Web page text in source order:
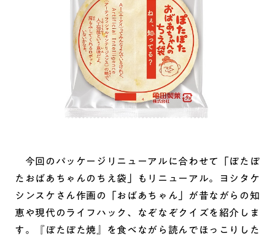
今回のパッケージリニューアルに合わせて「ぽたぽ
たおばあちゃんのちえ袋」もリニューアル。ヨシタケ
シンスケさん作画の「おばあちゃん」が昔ながらの知
恵や現代のライフハック、なぞなぞクイズを紹介しま
す。『ぽたぽた焼』を食べながら読んでほっこりした